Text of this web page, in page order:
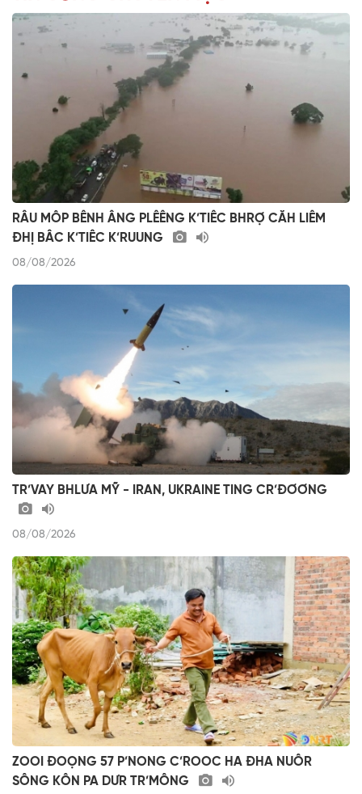
RÂU MÔP BÊNH ÂNG PLÊÊNG K’TIÊC BHRỢ CĂH LIÊM
ĐHỊ BÂC K’TIÊC K’RUUNG
08/08/2026
TR’VAY BHLƯA MỸ - IRAN, UKRAINE TING CR’ĐƠƠNG
08/08/2026
ZOOI ĐOỌNG 57 P’NONG C’ROOC HA ĐHA NUÔR
SÔNG KÔN PA DƯR TR’MÔNG